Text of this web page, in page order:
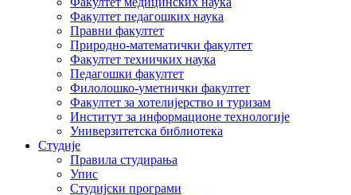
Факултет педагошких наука
Правни факултет
Природно-математички факултет
Факултет техничких наука
Педагошки факултет
Филолошко-уметнички факултет
Факултет за хотелијерство и туризам
Институт за информационе технологије
Универзитетска библиотека
Студије
Правила студирања
Упис
Студијски програми